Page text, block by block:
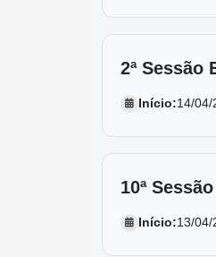
2ª Sessão
Início:14/04/
10ª
Início:13/04/